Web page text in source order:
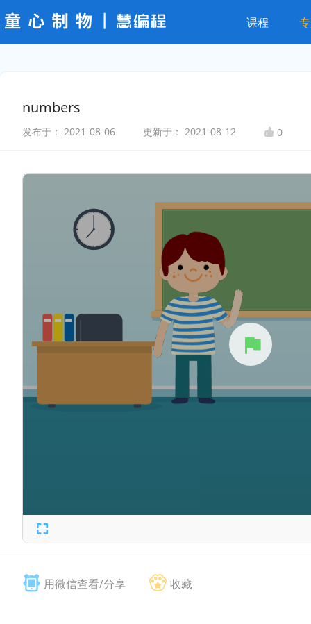
课程
numbers
发布于： 2021-08-06 更新于： 2021-08-12 0
用微信查看/分享 收藏